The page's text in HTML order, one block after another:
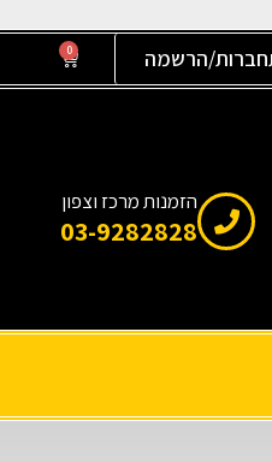
הרשמה 0
הזמנות מרכז וצפון
03-9282828